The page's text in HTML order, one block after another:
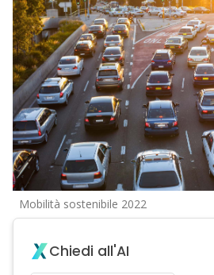
Mobilità sostenibile 2022
Chiedi all'AI